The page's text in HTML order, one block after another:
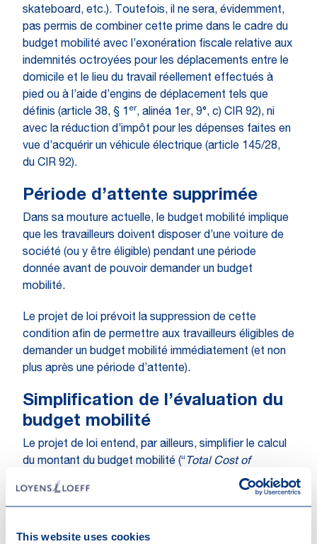
This website uses cookies
skateboard, etc.). Toutefois, il ne sera, évidemment,
pas permis de combiner cette prime dans le cadre du
budget mobilité avec l’exonération fiscale relative aux
indemnités octroyées pour les déplacements entre le
domicile et le lieu du travail réellement effectués à
pied ou à l’aide d’engins de déplacement tels que
définis (article 38, § 1 er, alinéa 1er, 9°, c) CIR 92), ni
avec la réduction d’impôt pour les dépenses faites en
vue d’acquérir un véhicule électrique (article 145/28,
du CIR 92).
Période d’attente supprimée
Dans sa mouture actuelle, le budget mobilité implique
que les travailleurs doivent disposer d’une voiture de
société (ou y être éligible) pendant une période
donnée avant de pouvoir demander un budget
mobilité.
Le projet de loi prévoit la suppression de cette
condition afin de permettre aux travailleurs éligibles de
demander un budget mobilité immédiatement (et non
plus après une période d’attente).
Simplification de l’évaluation du
budget mobilité
Le projet de loi entend, par ailleurs, simplifier le calcul
du montant du budget mobilité (“ Total Cost of
Ownership
” ou « TCO ») via les mesures suivantes :
Le montant du budget mobilité s’élève, par année